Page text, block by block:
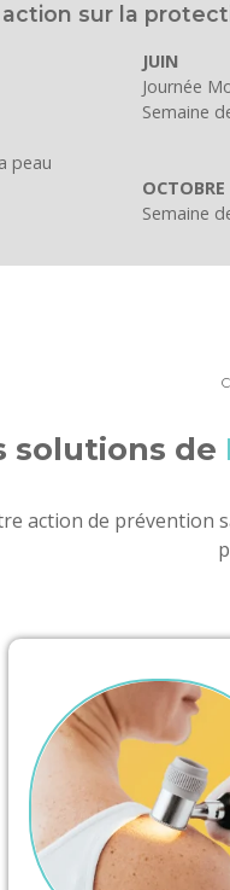
sur la
peau
JUIN
Journée
Semaine
OCTOBRE
Semaine
solutions de
action de prévention